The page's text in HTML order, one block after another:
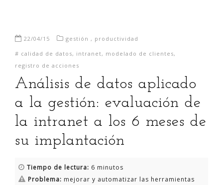
22/04/15 gestión , productividad
# calidad de datos, intranet, modelado de clientes,
registro de acciones
Análisis de datos aplicado
a la gestión: evaluación de
la intranet a los 6 meses de
su implantación
Tiempo de lectura: 6 minutos
Problema: mejorar y automatizar las herramientas